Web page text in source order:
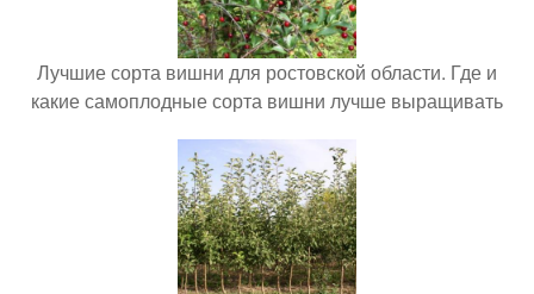
Лучшие сорта вишни для ростовской области. Где и
какие самоплодные сорта вишни лучше выращивать